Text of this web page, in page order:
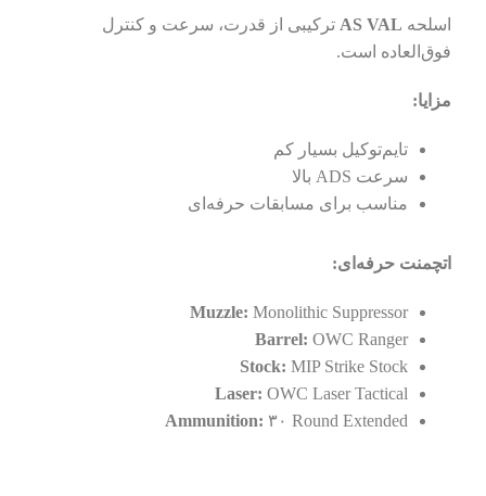
اسلحه AS VAL ترکیبی از قدرت، سرعت و کنترل
فوق‌العاده است.
مزایا:
تایم‌توکیل بسیار کم
سرعت ADS بالا
مناسب برای مسابقات حرفه‌ای
اتچمنت حرفه‌ای:
Muzzle: Monolithic Suppressor
Barrel: OWC Ranger
Stock: MIP Strike Stock
Laser: OWC Laser Tactical
Ammunition: ۳۰ Round Extended